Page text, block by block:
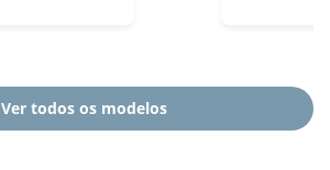
Ver todos os modelos